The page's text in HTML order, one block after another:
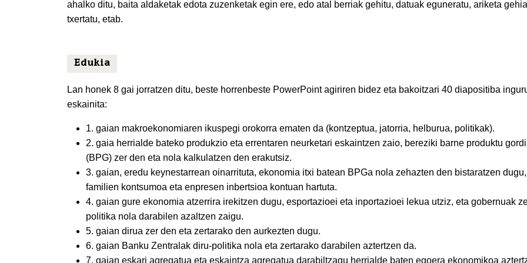
ahalko ditu, baita aldaketak edota zuzenketak egin ere, edo atal berriak gehitu, datuak eguneratu, ariketa
txertatu, etab.
Edukia
Lan honek 8 gai jorratzen ditu, beste horrenbeste PowerPoint agiriren bidez eta bakoitzari 40 diapositiba
eskainita:
1. gaian makroekonomiaren ikuspegi orokorra ematen da (kontzeptua, jatorria, helburua, politikak).
2. gaia herrialde bateko produkzio eta errentaren neurketari eskaintzen zaio, bereziki barne produktu
(BPG) zer den eta nola kalkulatzen den erakutsiz.
3. gaian, eredu keynestarrean oinarrituta, ekonomia itxi batean BPGa nola zehazten den bistaratzen dugu,
familien kontsumoa eta enpresen inbertsioa kontuan hartuta.
4. gaian gure ekonomia atzerrira irekitzen dugu, esportazioei eta inportazioei lekua utziz, eta gobernuak
politika nola darabilen azaltzen zaigu.
5. gaian dirua zer den eta zertarako den aurkezten dugu.
6. gaian Banku Zentralak diru-politika nola eta zertarako darabilen aztertzen da.
7. gaian eskari agregatua eta eskaintza agregatua darabiltzagu herrialde baten egoera ekonomikoa